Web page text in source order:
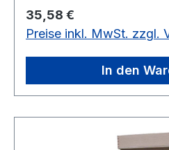
Bohrungen, die den
Stäbchen bestimmen.180
Regulärer Preis:
35,58 €
Preise inkl. MwSt. zzgl.
In den